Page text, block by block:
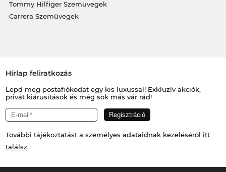
Tommy Hilfiger Szemüvegek
Carrera Szemüvegek
Hírlap feliratkozás
Lepd meg postafiókodat egy kis luxussal! Exkluzív akciók,
privát kiárusítások és még sok más vár rád!
További tájékoztatást a személyes adataidnak kezeléséről itt
találsz.